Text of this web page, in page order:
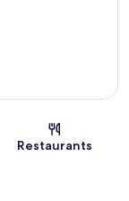
Restaurants